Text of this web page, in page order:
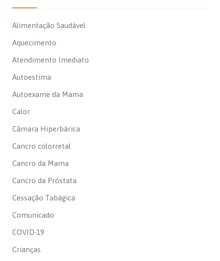
Alimentação Saudável
Aquecimento
Atendimento Imediato
Autoestima
Autoexame da Mama
Calor
Câmara Hiperbárica
Cancro colorretal
Cancro da Mama
Cancro da Próstata
Cessação Tabágica
Comunicado
COVID-19
Crianças